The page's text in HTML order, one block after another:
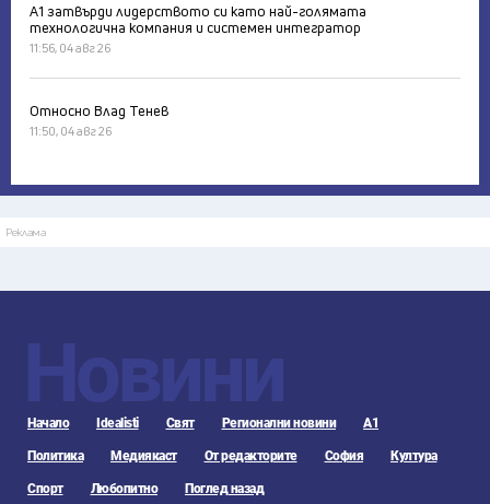
А1 затвърди лидерството си като най-голямата
технологична компания и системен интегратор
11:56, 04 авг 26
Относно Влад Тенев
11:50, 04 авг 26
Реклама
Новини
Начало Idealisti Свят Регионални новини А1
Политика Медиякаст От редакторите София Култура
Спорт Любопитно Поглед назад